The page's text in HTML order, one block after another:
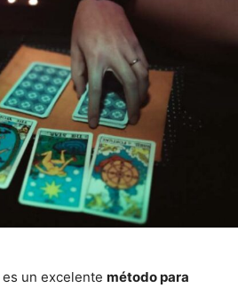
es un excelente método para